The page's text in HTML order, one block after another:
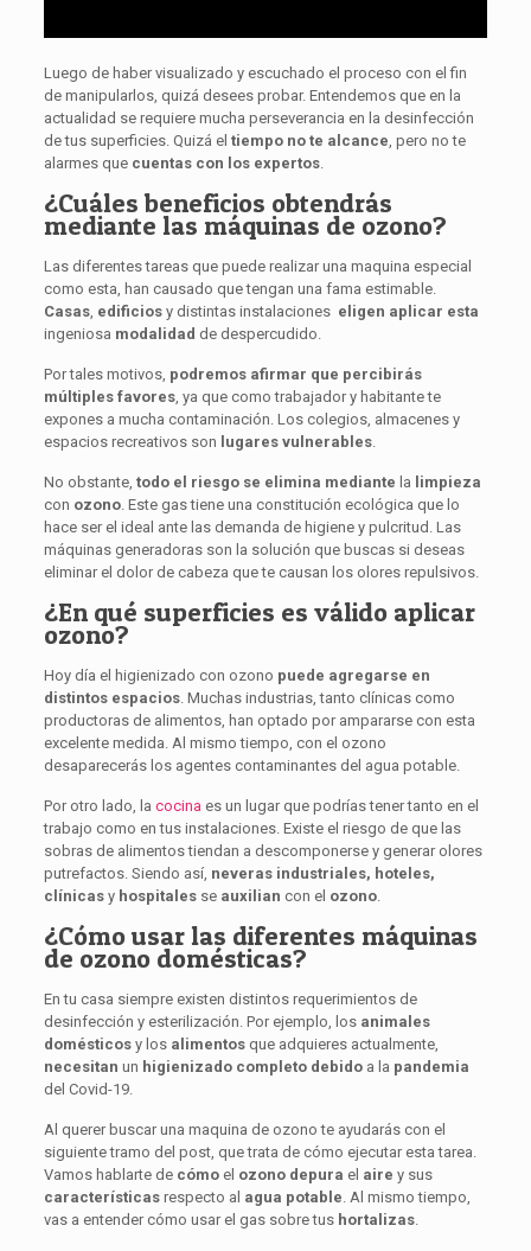
Luego de haber visualizado y escuchado el proceso con el fin
de manipularlos, quizá desees probar. Entendemos que en la
actualidad se requiere mucha perseverancia en la desinfección
de tus superficies. Quizá el tiempo no te alcance , pero no te
alarmes que cuentas con los expertos.
¿Cuáles beneficios obtendrás
mediante las máquinas de ozono?
Las diferentes tareas que puede realizar una maquina especial
como esta, han causado que tengan una fama estimable.
Casas, edificiosy distintas instalaciones eligen aplicar esta
ingeniosa modalidad de despercudido.
Por tales motivos, podremos afirmar que percibirás
múltiples favores, ya que como trabajador y habitante te
expones a mucha contaminación. Los colegios, almacenes y
espacios recreativos son lugares vulnerables.
No obstante, todo el riesgo se elimina mediante la limpieza
con ozono. Este gas tiene una constitución ecológica que lo
hace ser el ideal ante las demanda de higiene y pulcritud. Las
máquinas generadoras son la solución que buscas si deseas
eliminar el dolor de cabeza que te causan los olores repulsivos.
¿En qué superficies es válido aplicar
ozono?
Hoy día el higienizado con ozono puede agregarse en
distintos espacios. Muchas industrias, tanto clínicas como
productoras de alimentos, han optado por ampararse con esta
excelente medida. Al mismo tiempo, con el ozono
desaparecerás los agentes contaminantes del agua potable.
Por otro lado, la cocina es un lugar que podrías tener tanto en el
trabajo como en tus instalaciones. Existe el riesgo de que las
sobras de alimentos tiendan a descomponerse y generar olores
putrefactos. Siendo así, neveras industriales, hoteles,
clínicas y hospitales seauxilian con el ozono.
¿Cómo usar las diferentes máquinas
de ozono domésticas?
En tu casa siempre existen distintos requerimientos de
desinfección y esterilización. Por ejemplo, los animales
domésticosy los alimentosque adquieres actualmente,
necesitan un higienizado completo debidoa la pandemia
del Covid-19.
Al querer buscar una maquina de ozono te ayudarás con el
siguiente tramo del post, que trata de cómo ejecutar esta tarea.
Vamos hablarte de cómoel ozono depura el aire y sus
características respecto al agua potable . Al mismo tiempo,
vas a entender cómo usar el gas sobre tus hortalizas.